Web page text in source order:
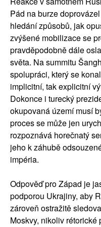
Pád na burze
hledání způsobů, jak
zvýšené mobilizace se
pravděpodobně dále
světa. Na summitu
spolupráci, který se
implicitní, tak explicitní
Dokonce i turecký
okupovaná území musí
proces se může jen
rozpoznává horečnatý
jeho k záhubě
impéria.
Odpověď pro Západ je
podporou Ukrajiny, aby
zároveň ostražitě
Moskvy, nikoliv rétorické